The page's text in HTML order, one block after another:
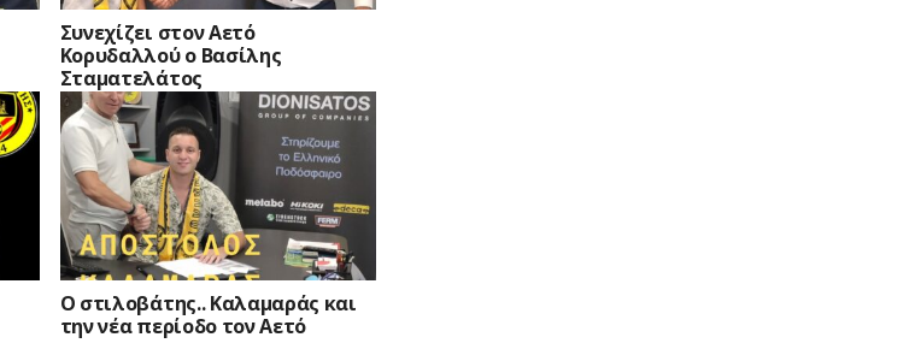
Συνεχίζει στον Αετό
Κορυδαλλού ο Βασίλης
Σταματελάτος
Ο στιλοβάτης.. Καλαμαράς και
την νέα περίοδο τον Αετό